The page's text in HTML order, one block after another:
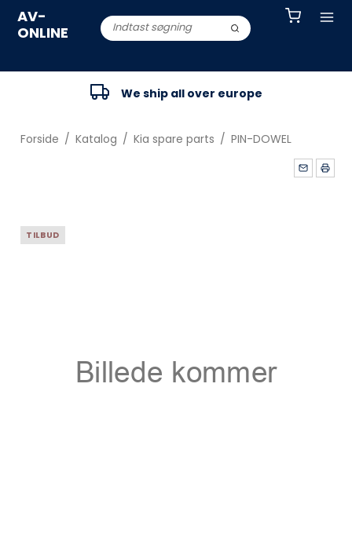
AV-
ONLINE
We ship all over europe
Forside / Katalog / Kia spare parts / PIN-DOWEL
TILBUD